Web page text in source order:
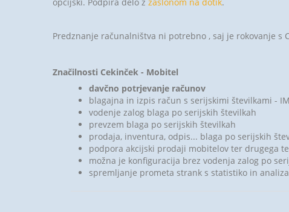
Predznanje računalništva ni potrebno , saj je rokovanje
Značilnosti Cekinček - Mobitel
davčno potrjevanje računov
blagajna in izpis račun s serijskimi številkami -
vodenje zalog blaga po serijskih številkah
prevzem blaga po serijskih številkah
prodaja, inventura, odpis... blaga po serijskih
podpora akcijski prodaji mobitelov ter drugega
možna je konfiguracija brez vodenja zalog po
spremljanje prometa strank s statistiko in